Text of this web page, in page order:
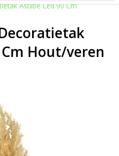
Astilbe Led 90 Cm
Hout/veren